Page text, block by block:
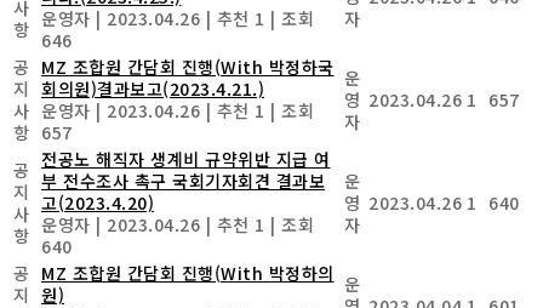
사
항 운영자 | 2023.04.26 | 추천 1 | 조회
646
자
공
지
사
항
MZ 조합원 간담회 진행(With 박정하국
회의원)결과보고(2023.4.21.)
운영자 | 2023.04.26 | 추천 1 | 조회
657
운
영
자
2023.04.26 1 657
공
지
사
항
전공노 해직자 생계비 규약위반 지급 여
부 전수조사 촉구 국회기자회견 결과보
고(2023.4.20)
운영자 | 2023.04.26 | 추천 1 | 조회
640
운
영
자
2023.04.26 1 640
공
지
MZ 조합원 간담회 진행(With 박정하의
원)
운